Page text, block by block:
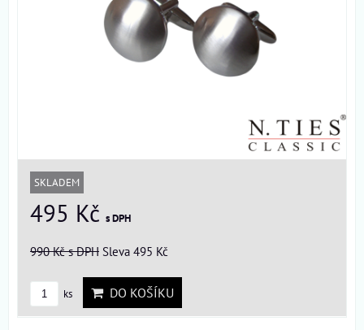
SKLADEM
495 Kč s DPH
990 Kčs DPH Sleva 495 Kč
ks DO KOŠÍKU